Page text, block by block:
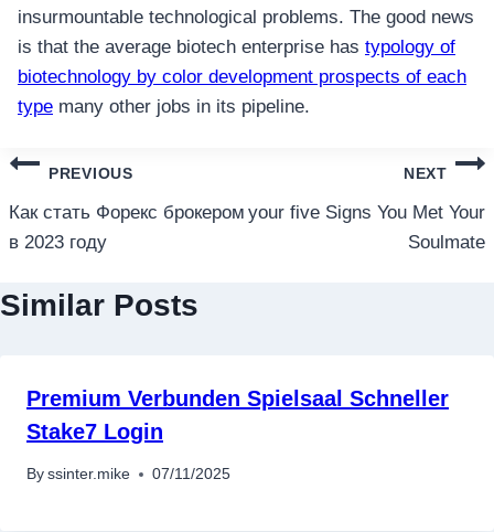
insurmountable technological problems. The good news
is that the average biotech enterprise has typology of
biotechnology by color development prospects of each
type many other jobs in its pipeline.
แนะแนว
เรื่อง
PREVIOUS
Как стать Форекс брокером
в 2023 году
NEXT
your five Signs You Met Your
Soulmate
Similar Posts
Premium Verbunden Spielsaal Schneller
Stake7 Login
By ssinter.mike 07/11/2025